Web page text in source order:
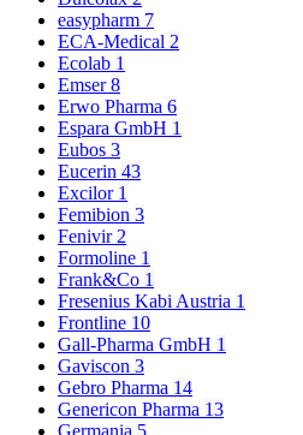
easypharm 7
ECA-Medical 2
Ecolab 1
Emser8
Erwo Pharma 6
Espara GmbH 1
Eubos 3
Eucerin 43
Excilor 1
Femibion 3
Fenivir 2
Formoline 1
Frank&Co 1
Fresenius Kabi Austria 1
Frontline 10
Gall-Pharma GmbH 1
Gaviscon 3
Gebro Pharma 14
Genericon Pharma 13